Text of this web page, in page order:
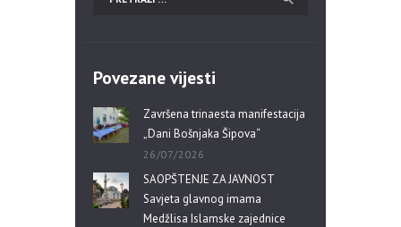
Povezane vijesti
Završena trinaesta manifestacija
„Dani Bošnjaka Šipova“
26/07/2026
SAOPŠTENJE ZA JAVNOST
Savjeta glavnog imama
Medžlisa Islamske zajednice